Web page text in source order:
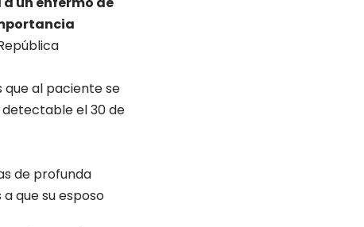
que al paciente se
detectable el 30 de
de profunda
que su esposo